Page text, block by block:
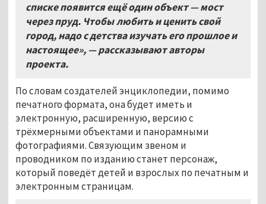
списке появится ещё один объект — мост
через пруд. Чтобы любить и ценить свой
город, надо с детства изучать его прошлое и
настоящее», — рассказывают авторы
проекта.
По словам создателей энциклопедии, помимо
печатного формата, она будет иметь и
электронную, расширенную, версию с
трёхмерными объектами и панорамными
фотографиями. Связующим звеном и
проводником по изданию станет персонаж,
который поведёт детей и взрослых по печатным и
электронным страницам.